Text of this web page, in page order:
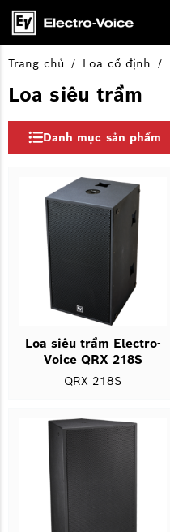
Trang chủ Loa cố định
Loa siêu trầm
Danh mục sản phẩm
Loa siêu trầm Electro-
Voice QRX 218S
QRX 218S